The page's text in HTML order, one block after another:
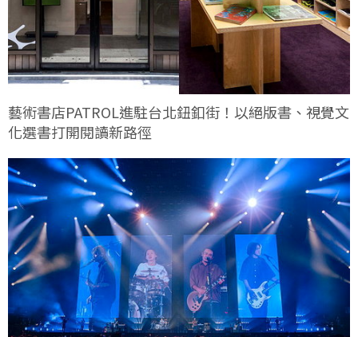
藝術書店PATROL進駐台北鈕釦街！以絕版書、視覺文
化選書打開閱讀新路徑